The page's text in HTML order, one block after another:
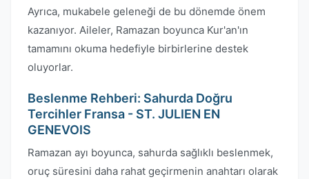
Ayrıca, mukabele geleneği de bu dönemde önem
kazanıyor. Aileler, Ramazan boyunca Kur'an'ın
tamamını okuma hedefiyle birbirlerine destek
oluyorlar.
Beslenme Rehberi: Sahurda Doğru
Tercihler Fransa - ST. JULIEN EN
GENEVOIS
Ramazan ayı boyunca, sahurda sağlıklı beslenmek,
oruç süresini daha rahat geçirmenin anahtarı olarak